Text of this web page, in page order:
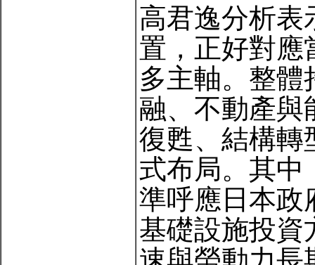
高君逸分析表
置，正好對應
多主軸。整體
融、不動產與
復甦、結構轉
式布局。其中
準呼應日本政
基礎設施投資